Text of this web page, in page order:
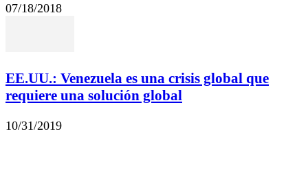
07/18/2018
EE.UU.: Venezuela es una crisis global que
requiere una solución global
10/31/2019